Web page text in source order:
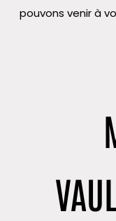
pouvons venir à